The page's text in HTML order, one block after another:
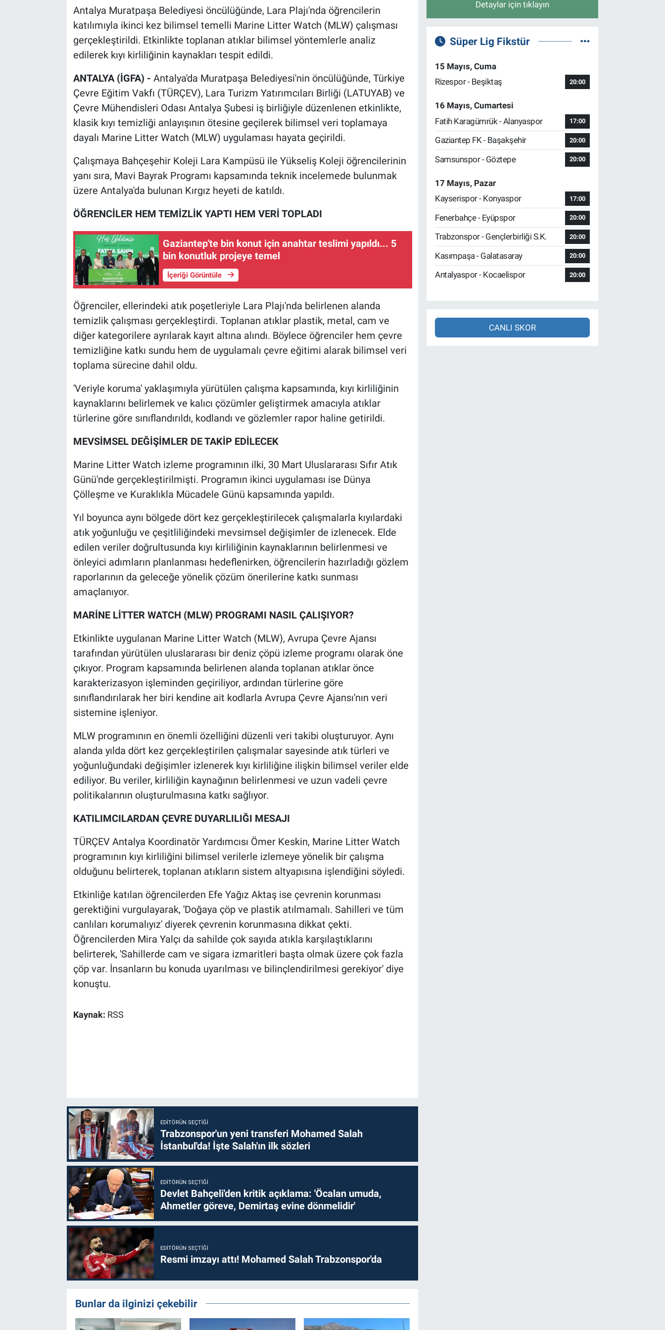
Antalya Muratpaşa Belediyesi öncülüğünde, Lara Plajı'nda öğrencilerin
katılımıyla ikinci kez bilimsel temelli Marine Litter Watch (MLW) çalışması
gerçekleştirildi. Etkinlikte toplanan atıklar bilimsel yöntemlerle analiz
edilerek kıyı kirliliğinin kaynakları tespit edildi.
ANTALYA (İGFA) - Antalya'da Muratpaşa Belediyesi'nin öncülüğünde, Türkiye
Çevre Eğitim Vakfı (TÜRÇEV), Lara Turizm Yatırımcıları Birliği (LATUYAB) ve
Çevre Mühendisleri Odası Antalya Şubesi iş birliğiyle düzenlenen etkinlikte,
klasik kıyı temizliği anlayışının ötesine geçilerek bilimsel veri toplamaya
dayalı Marine Litter Watch (MLW) uygulaması hayata geçirildi.
Çalışmaya Bahçeşehir Koleji Lara Kampüsü ile Yükseliş Koleji öğrencilerinin
yanı sıra, Mavi Bayrak Programı kapsamında teknik incelemede bulunmak
üzere Antalya'da bulunan Kırgız heyeti de katıldı.
ÖĞRENCİLER HEM TEMİZLİK YAPTI HEM VERİ TOPLADI
Gaziantep'te bin konut için anahtar teslimi yapıldı... 5
bin konutluk projeye temel
İçeriği Görüntüle
Öğrenciler, ellerindeki atık poşetleriyle Lara Plajı'nda belirlenen alanda
temizlik çalışması gerçekleştirdi. Toplanan atıklar plastik, metal, cam ve
diğer kategorilere ayrılarak kayıt altına alındı. Böylece öğrenciler hem çevre
temizliğine katkı sundu hem de uygulamalı çevre eğitimi alarak bilimsel veri
toplama sürecine dahil oldu.
'Veriyle koruma' yaklaşımıyla yürütülen çalışma kapsamında, kıyı kirliliğinin
kaynaklarını belirlemek ve kalıcı çözümler geliştirmek amacıyla atıklar
türlerine göre sınıflandırıldı, kodlandı ve gözlemler rapor haline getirildi.
MEVSİMSEL DEĞİŞİMLER DE TAKİP EDİLECEK
Marine Litter Watch izleme programının ilki, 30 Mart Uluslararası Sıfır Atık
Günü'nde gerçekleştirilmişti. Programın ikinci uygulaması ise Dünya
Çölleşme ve Kuraklıkla Mücadele Günü kapsamında yapıldı.
Yıl boyunca aynı bölgede dört kez gerçekleştirilecek çalışmalarla kıyılardaki
atık yoğunluğu ve çeşitliliğindeki mevsimsel değişimler de izlenecek. Elde
edilen veriler doğrultusunda kıyı kirliliğinin kaynaklarının belirlenmesi ve
önleyici adımların planlanması hedeflenirken, öğrencilerin hazırladığı gözlem
raporlarının da geleceğe yönelik çözüm önerilerine katkı sunması
amaçlanıyor.
MARİNE LİTTER WATCH (MLW) PROGRAMI NASIL ÇALIŞIYOR?
Etkinlikte uygulanan Marine Litter Watch (MLW), Avrupa Çevre Ajansı
tarafından yürütülen uluslararası bir deniz çöpü izleme programı olarak öne
çıkıyor. Program kapsamında belirlenen alanda toplanan atıklar önce
karakterizasyon işleminden geçiriliyor, ardından türlerine göre
sınıflandırılarak her biri kendine ait kodlarla Avrupa Çevre Ajansı'nın veri
sistemine işleniyor.
MLW programının en önemli özelliğini düzenli veri takibi oluşturuyor. Aynı
alanda yılda dört kez gerçekleştirilen çalışmalar sayesinde atık türleri ve
yoğunluğundaki değişimler izlenerek kıyı kirliliğine ilişkin bilimsel veriler elde
ediliyor. Bu veriler, kirliliğin kaynağının belirlenmesi ve uzun vadeli çevre
politikalarının oluşturulmasına katkı sağlıyor.
KATILIMCILARDAN ÇEVRE DUYARLILIĞI MESAJI
TÜRÇEV Antalya Koordinatör Yardımcısı Ömer Keskin, Marine Litter Watch
programının kıyı kirliliğini bilimsel verilerle izlemeye yönelik bir çalışma
olduğunu belirterek, toplanan atıkların sistem altyapısına işlendiğini söyledi.
Etkinliğe katılan öğrencilerden Efe Yağız Aktaş ise çevrenin korunması
gerektiğini vurgulayarak, 'Doğaya çöp ve plastik atılmamalı. Sahilleri ve tüm
canlıları korumalıyız' diyerek çevrenin korunmasına dikkat çekti.
Öğrencilerden Mira Yalçı da sahilde çok sayıda atıkla karşılaştıklarını
belirterek, 'Sahillerde cam ve sigara izmaritleri başta olmak üzere çok fazla
çöp var. İnsanların bu konuda uyarılması ve bilinçlendirilmesi gerekiyor' diye
konuştu.
Kaynak: RSS
EDITÖRÜN SEÇTIĞI
Trabzonspor'un yeni transferi Mohamed Salah
İstanbul'da! İşte Salah'ın ilk sözleri
EDITÖRÜN SEÇTIĞI
Devlet Bahçeli'den kritik açıklama: 'Öcalan umuda,
Ahmetler göreve, Demirtaş evine dönmelidir'
EDITÖRÜN SEÇTIĞI
Resmi imzayı attı! Mohamed Salah Trabzonspor'da
Bunlar da ilginizi çekebilir
Detaylar için tıklayın
Süper Lig Fikstür
15 Mayıs, Cuma
Rizespor - Beşiktaş
20:00
16 Mayıs, Cumartesi
Fatih Karagümrük - Alanyaspor
17:00
Gaziantep FK - Başakşehir 20:00
Samsunspor - Göztepe 20:00
17 Mayıs, Pazar
Kayserispor - Konyaspor
17:00
Fenerbahçe - Eyüpspor 20:00
Trabzonspor - Gençlerbirliği S.K. 20:00
Kasımpaşa - Galatasaray 20:00
Antalyaspor - Kocaelispor 20:00
CANLI SKOR